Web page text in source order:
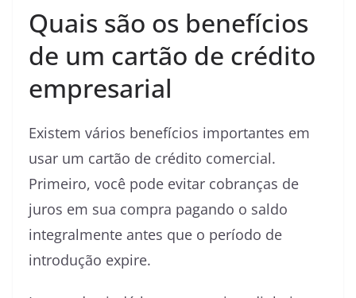
Quais são os benefícios
de um cartão de crédito
empresarial
Existem vários benefícios importantes em
usar um cartão de crédito comercial.
Primeiro, você pode evitar cobranças de
juros em sua compra pagando o saldo
integralmente antes que o período de
introdução expire.